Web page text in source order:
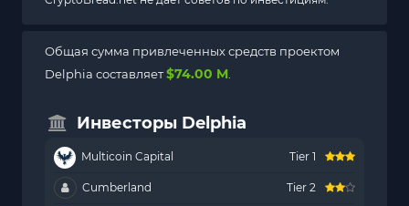
Общая сумма привлеченных средств проектом
Delphia составляет$74.00 M.
Инвесторы Delphia
Multicoin Capital Tier 1
Cumberland Tier 2